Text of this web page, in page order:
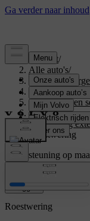
Support/
Alle auto's/
XC40
Onderhoud en
Verzorging/
Reiniging
Roestwering
Ondersteuning op
specifieke auto.
Inloggen
Roestwering